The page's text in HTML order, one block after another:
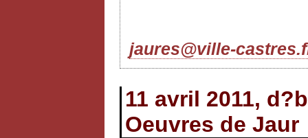
jaures@ville-
11 avril 2011,
Oeuvres de Jaur